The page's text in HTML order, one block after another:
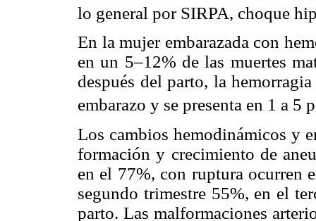
lo general por SIRPA, choque
En la mujer embarazada con
en un 5–12% de las muertes
después del parto, la
embarazo y se presenta en 1 a 5
Los cambios hemodinámicos y
formación y crecimiento de
en el 77%, con ruptura ocurren
segundo trimestre 55%, en el
parto. Las malformaciones